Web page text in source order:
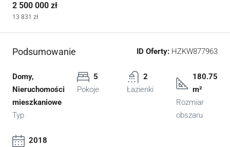
2 500 000 zł
13 831 zł
Podsumowanie ID Oferty: HZKW877963
Domy,
Nieruchomości
mieszkaniowe
Typ
5
Pokoje
2
Łazienki
180.75
m²
Rozmiar
obszaru
2018